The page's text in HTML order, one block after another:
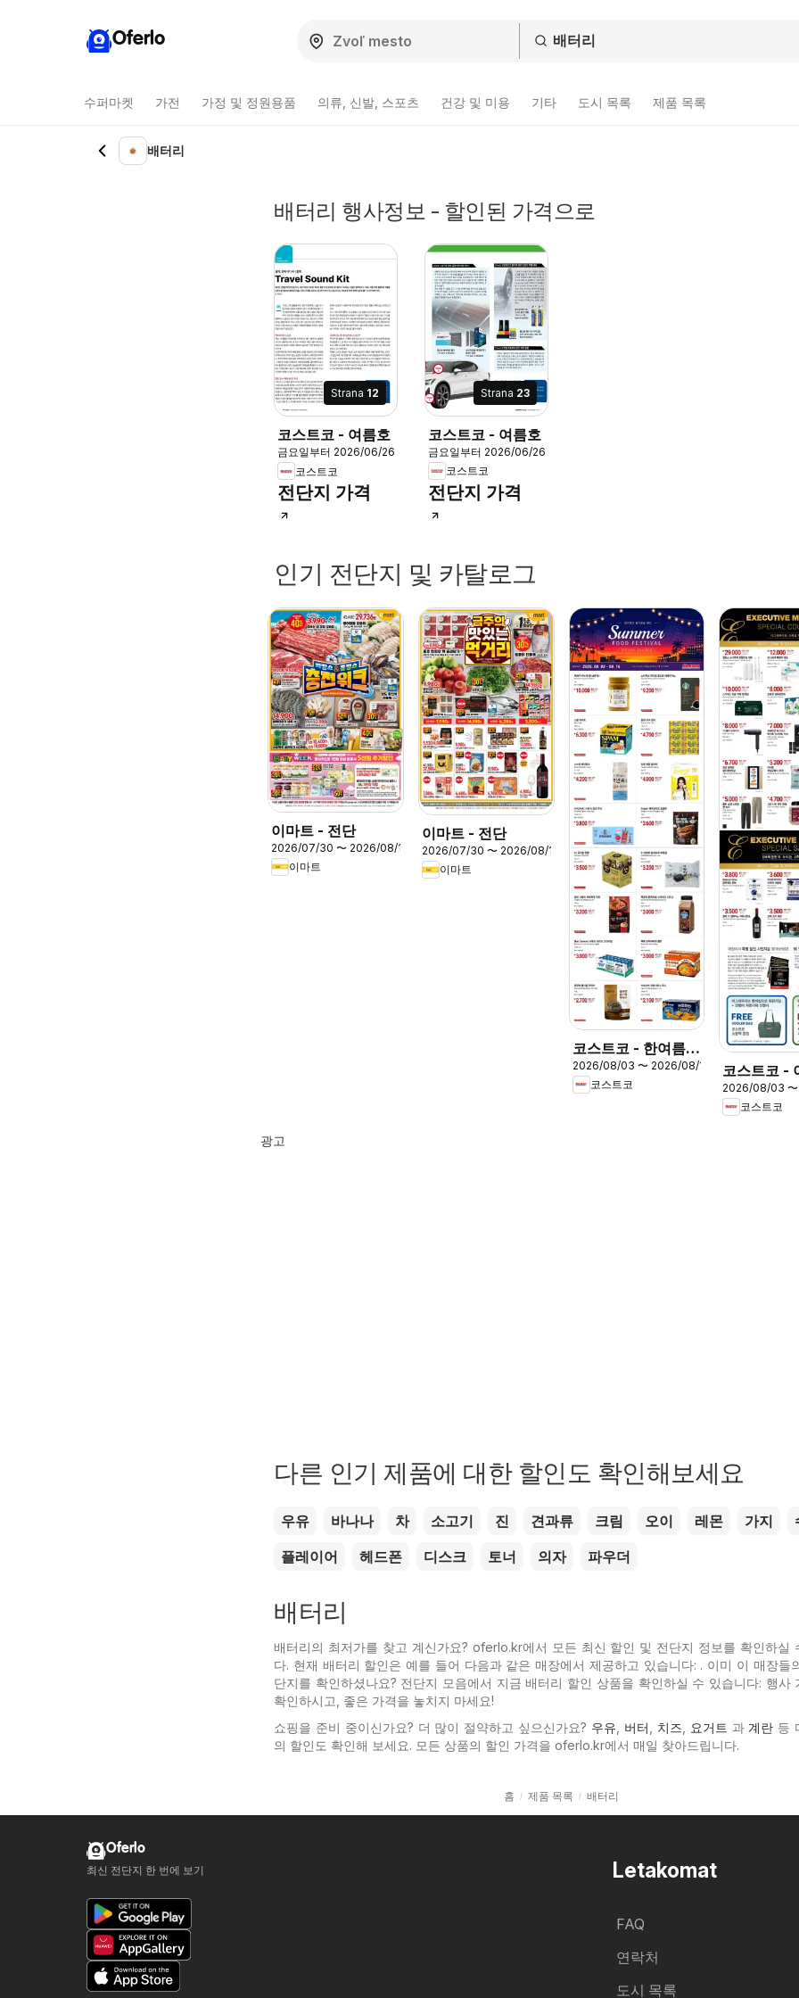
Oferlo
수퍼마켓 가전 가정 및 정원용품 의류, 신발, 스포츠 건강 및 미용 기타 도시 목록 제품 목록
배터리
배터리 행사정보 - 할인된 가격으로
Strana 12
코스트코 - 여름호
금요일부터 2026/06/26
코스트코
전단지 가격
Strana 23
코스트코 - 여름호
금요일부터 2026/06/26
코스트코
전단지 가격
인기 전단지 및 카탈로그
이마트 - 전단
2026/07/30 〜 2026/08/13
이마트
이마트 - 전단
2026/07/30 〜 2026/08/13
이마트
코스트코 - 한여름의
즐거움을 담은
2026/08/03 〜 2026/08/16
코스트코
코스트코 -
티브 스페
2026/08/03
코스트코
광고
다른 인기 제품에 대한 할인도 확인해보세요
우유 바나나 차 소고기 진 견과류 크림 오이 레몬 가지
플레이어
헤드폰 디스크 토너 의자 파우더
배터리
배터리의 최저가를 찾고 계신가요? oferlo.kr에서 모든 최신 할인 및 전단지 정보를 확인하실
다. 현재 배터리 할인은 예를 들어 다음과 같은 매장에서 제공하고 있습니다: . 이미 이 매장들
단지를 확인하셨나요? 전단지 모음에서 지금 배터리 할인 상품을 확인하실 수 있습니다: 행사
확인하시고, 좋은 가격을 놓치지 마세요!
쇼핑을 준비 중이신가요? 더 많이 절약하고 싶으신가요? 우유 버터 치즈 요거트 과 계란 등
의 할인도 확인해 보세요. 모든 상품의 할인 가격을 oferlo.kr에서 매일 찾아드립니다.
홈 제품 목록 배터리
Letakomat
FAQ
연락처
도시 목록
Oferlo
최신 전단지 한 번에 보기